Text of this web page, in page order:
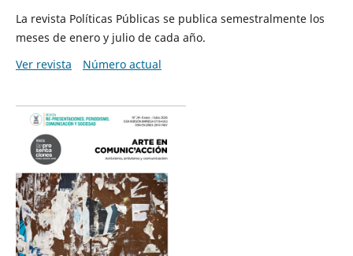
La revista Políticas Públicas se publica semestralmente los
meses de enero y julio de cada año.
Ver revista
Número actual